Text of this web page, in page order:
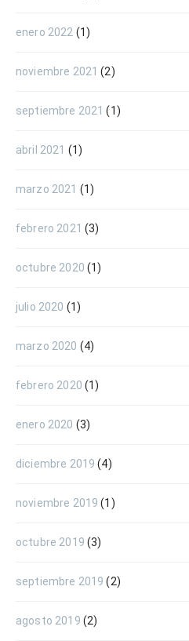
enero 2022 (1)
noviembre 2021 (2)
septiembre 2021 (1)
abril 2021 (1)
marzo 2021 (1)
febrero 2021 (3)
octubre 2020 (1)
julio 2020 (1)
marzo 2020 (4)
febrero 2020 (1)
enero 2020 (3)
diciembre 2019 (4)
noviembre 2019 (1)
octubre 2019 (3)
septiembre 2019 (2)
agosto 2019 (2)